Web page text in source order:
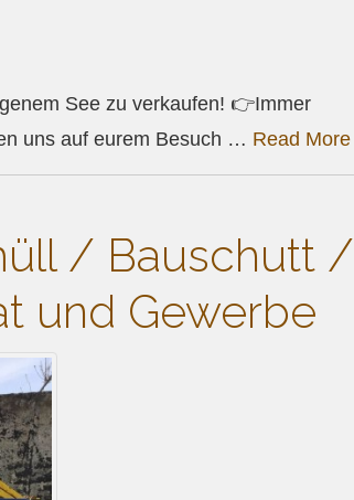
See zu verkaufen! 👉Immer
uns auf eurem Besuch … Read More
/ Bauschutt /
und Gewerbe